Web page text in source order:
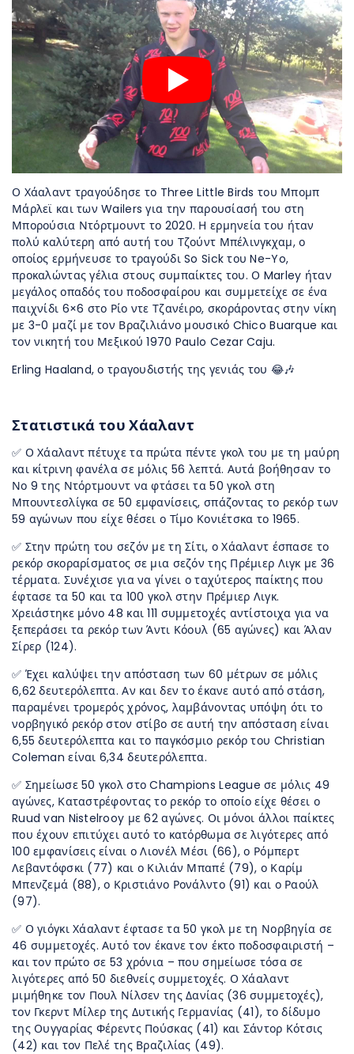
Ο Χάαλαντ τραγούδησε το Three Little Birds του Μπομπ
Μάρλεϊ και των Wailers για την παρουσίασή του στη
Μπορούσια Ντόρτμουντ το 2020. Η ερμηνεία του ήταν
πολύ καλύτερη από αυτή του Τζούντ Μπέλινγκχαμ, ο
οποίος ερμήνευσε το τραγούδι So Sick του Ne-Yo,
προκαλώντας γέλια στους συμπαίκτες του. Ο Marley ήταν
μεγάλος οπαδός του ποδοσφαίρου και συμμετείχε σε ένα
παιχνίδι 6×6 στο Ρίο ντε Τζανέιρο, σκοράροντας στην νίκη
με 3-0 μαζί με τον Βραζιλιάνο μουσικό Chico Buarque και
τον νικητή του Μεξικού 1970 Paulo Cezar Caju.
Erling Haaland, ο τραγουδιστής της γενιάς του 😂🎶
Στατιστικά του Χάαλαντ
✅ Ο Χάαλαντ πέτυχε τα πρώτα πέντε γκολ του με τη μαύρη
και κίτρινη φανέλα σε μόλις 56 λεπτά. Αυτά βοήθησαν το
Νο 9 της Ντόρτμουντ να φτάσει τα 50 γκολ στη
Μπουντεσλίγκα σε 50 εμφανίσεις, σπάζοντας το ρεκόρ των
59 αγώνων που είχε θέσει ο Τίμο Κονιέτσκα το 1965.
✅ Στην πρώτη του σεζόν με τη Σίτι, ο Χάαλαντ έσπασε το
ρεκόρ σκοραρίσματος σε μια σεζόν της Πρέμιερ Λιγκ με 36
τέρματα. Συνέχισε για να γίνει ο ταχύτερος παίκτης που
έφτασε τα 50 και τα 100 γκολ στην Πρέμιερ Λιγκ.
Χρειάστηκε μόνο 48 και 111 συμμετοχές αντίστοιχα για να
ξεπεράσει τα ρεκόρ των Άντι Κόουλ (65 αγώνες) και Άλαν
Σίρερ (124).
✅ Έχει καλύψει την απόσταση των 60 μέτρων σε μόλις
6,62 δευτερόλεπτα. Αν και δεν το έκανε αυτό από στάση,
παραμένει τρομερός χρόνος, λαμβάνοντας υπόψη ότι το
νορβηγικό ρεκόρ στον στίβο σε αυτή την απόσταση είναι
6,55 δευτερόλεπτα και το παγκόσμιο ρεκόρ του Christian
Coleman είναι 6,34 δευτερόλεπτα.
✅ Σημείωσε 50 γκολ στο Champions League σε μόλις 49
αγώνες, Καταστρέφοντας το ρεκόρ το οποίο είχε θέσει ο
Ruud van Nistelrooy με 62 αγώνες. Οι μόνοι άλλοι παίκτες
που έχουν επιτύχει αυτό το κατόρθωμα σε λιγότερες από
100 εμφανίσεις είναι ο Λιονέλ Μέσι (66), ο Ρόμπερτ
Λεβαντόφσκι (77) και ο Κιλιάν Μπαπέ (79), ο Καρίμ
Μπενζεμά (88), ο Κριστιάνο Ρονάλντο (91) και ο Ραούλ
(97).
✅ Ο γιόγκι Χάαλαντ έφτασε τα 50 γκολ με τη Νορβηγία σε
46 συμμετοχές. Αυτό τον έκανε τον έκτο ποδοσφαιριστή –
και τον πρώτο σε 53 χρόνια – που σημείωσε τόσα σε
λιγότερες από 50 διεθνείς συμμετοχές. Ο Χάαλαντ
μιμήθηκε τον Πουλ Νίλσεν της Δανίας (36 συμμετοχές),
τον Γκερντ Μίλερ της Δυτικής Γερμανίας (41), το δίδυμο
της Ουγγαρίας Φέρεντς Πούσκας (41) και Σάντορ Κότσις
(42) και τον Πελέ της Βραζιλίας (49).